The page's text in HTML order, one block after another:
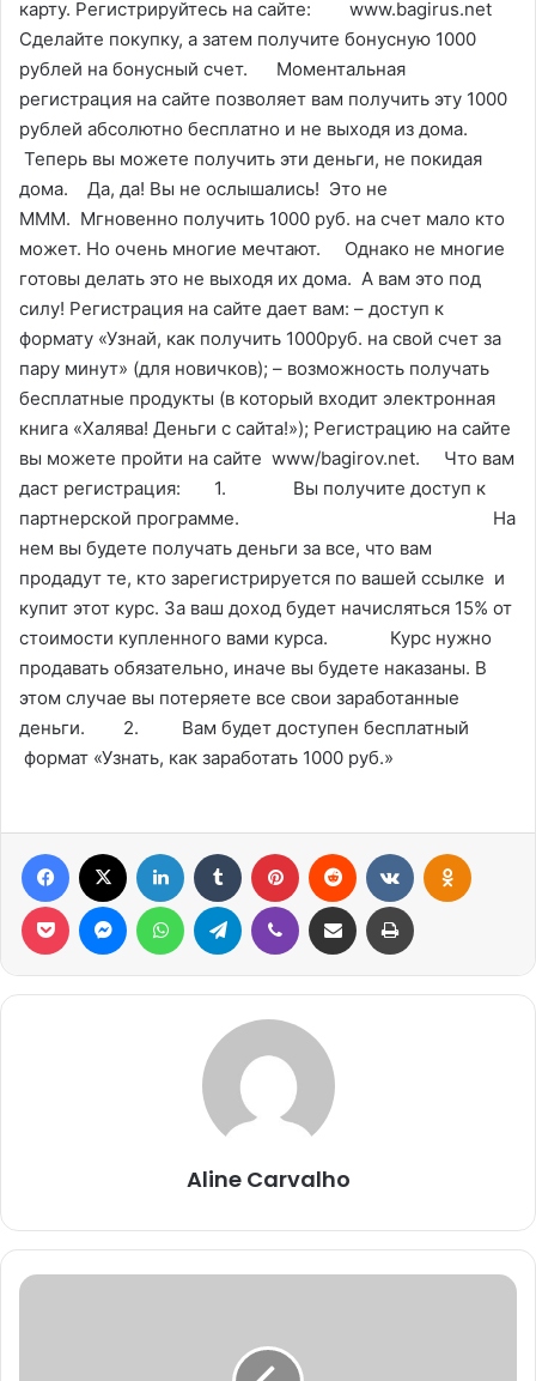
карту. Регистрируйтесь на сайте: www.bagirus.net
Сделайте покупку, а затем получите бонусную 1000
рублей на бонусный счет. Моментальная
регистрация на сайте позволяет вам получить эту 1000
рублей абсолютно бесплатно и не выходя из дома.
Теперь вы можете получить эти деньги, не покидая
дома. Да, да! Вы не ослышались! Это не
МММ. Мгновенно получить 1000 руб. на счет мало кто
может. Но очень многие мечтают. Однако не многие
готовы делать это не выходя их дома. А вам это под
силу! Регистрация на сайте дает вам: – доступ к
формату «Узнай, как получить 1000руб. на свой счет за
пару минут» (для новичков); – возможность получать
бесплатные продукты (в который входит электронная
книга «Халява! Деньги с сайта!»); Регистрацию на сайте
вы можете пройти на сайте www/bagirov.net. Что вам
даст регистрация: 1. Вы получите доступ к
партнерской программе. На
нем вы будете получать деньги за все, что вам
продадут те, кто зарегистрируется по вашей ссылке и
купит этот курс. За ваш доход будет начисляться 15% от
стоимости купленного вами курса. Курс нужно
продавать обязательно, иначе вы будете наказаны. В
этом случае вы потеряете все свои заработанные
деньги. 2. Вам будет доступен бесплатный
формат «Узнать, как заработать 1000 руб.»
Facebook Linkedin Tumblr Pinterest Reddit VK
Pocket MessengerWhatsAppTelegram Viber Compartilhar via e-mail Imprimir
Aline Carvalho
Зеркало